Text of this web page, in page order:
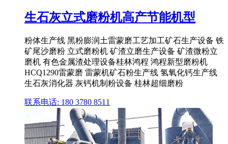
生石灰立式磨粉机高产节能机型
粉体生产线 黑粉膨润土雷蒙磨工艺加工矿石生产设备 铁
矿尾沙磨粉 立式磨粉机 矿渣立磨生产设备 矿渣微粉立
磨机 有色金属渣处理设备桂林鸿程 鸿程新型磨粉机
HCQ1290雷蒙磨 雷蒙机矿石粉生产线 氢氧化钙生产线
生石灰消化器 灰钙机制粉设备 桂林超细磨粉
联系电话: 180 3780 8511